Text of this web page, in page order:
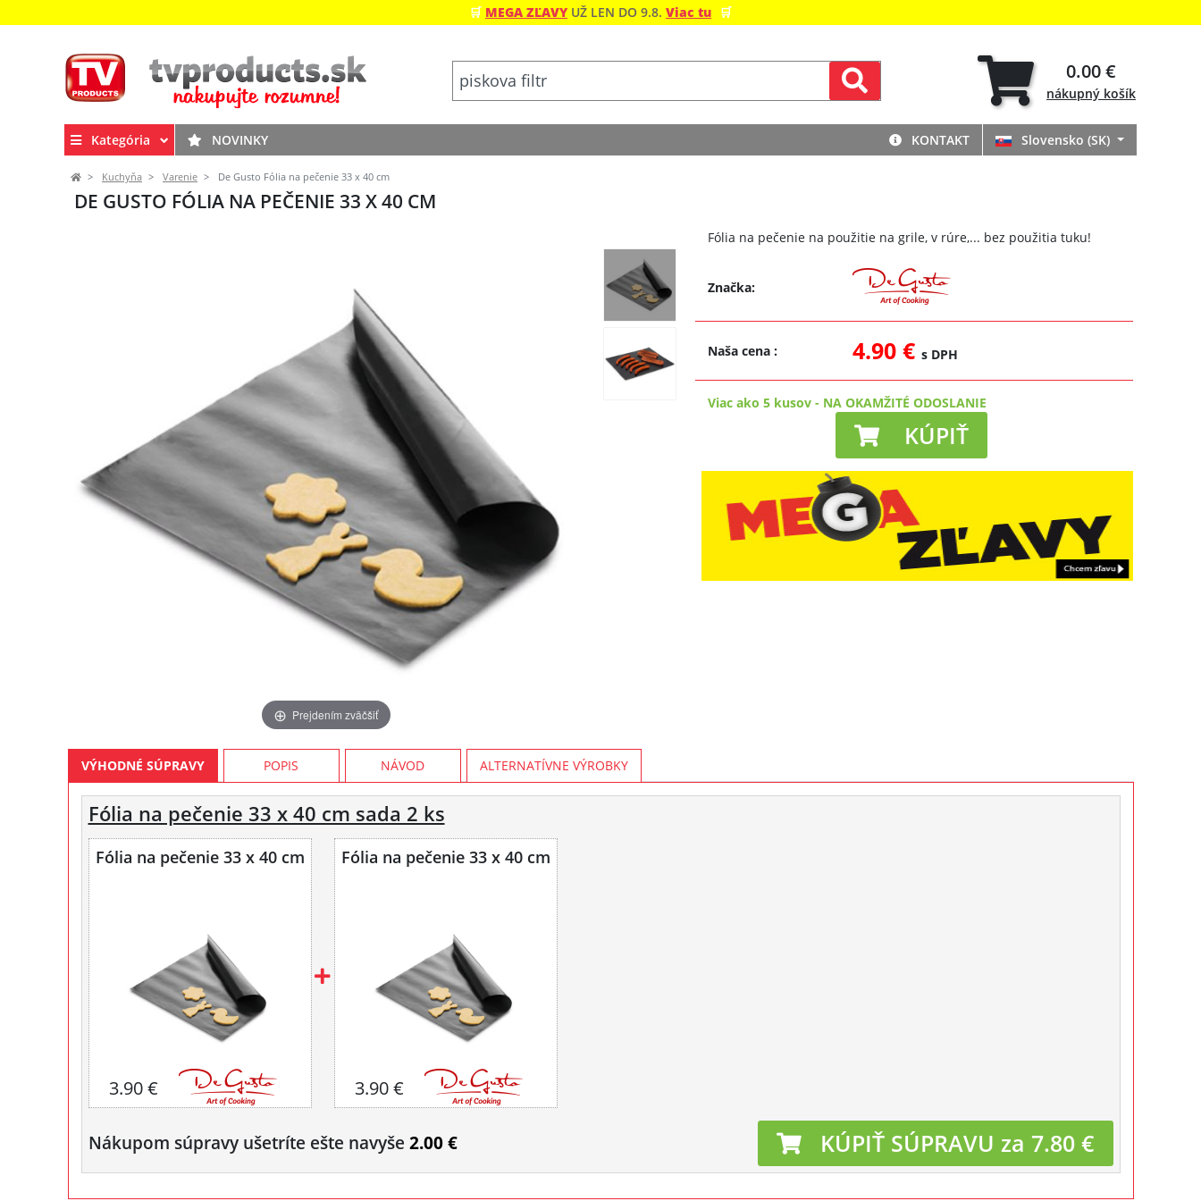
🛒 MEGA ZĽAVY UŽ LEN DO 9.8. Viac tu 🛒
0.00 €
nákupný košík
Kategória NOVINKY KONTAKT Slovensko (SK)
Kuchyňa Varenie De Gusto Fólia na pečenie 33 x 40 cm
DE GUSTO FÓLIA NA PEČENIE 33 X 40 CM
Prejdením zväčšiť
Fólia na pečenie na použitie na grile, v rúre,... bez použitia tuku!
Značka:
Naša cena: 4.90 €s DPH
Viac ako 5 kusov - NA OKAMŽITÉ ODOSLANIE
KÚPIŤ
VÝHODNÉ SÚPRAVY POPIS NÁVOD ALTERNATÍVNE VÝROBKY
Fólia na pečenie 33 x 40 cm sada 2 ks
Fólia na pečenie 33 x 40 cm
3.90 €
Fólia na pečenie 33 x 40 cm
3.90 €
Nákupom súpravy ušetríte ešte navyše 2.00 € KÚPIŤ SÚPRAVU za 7.80 €